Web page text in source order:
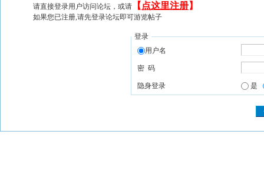
请直接登录用户访问论坛，或请 【 点这里注册】
如果您已注册,请先登录论坛即可游览帖子
登录
用户名
密 码
隐身登录 是